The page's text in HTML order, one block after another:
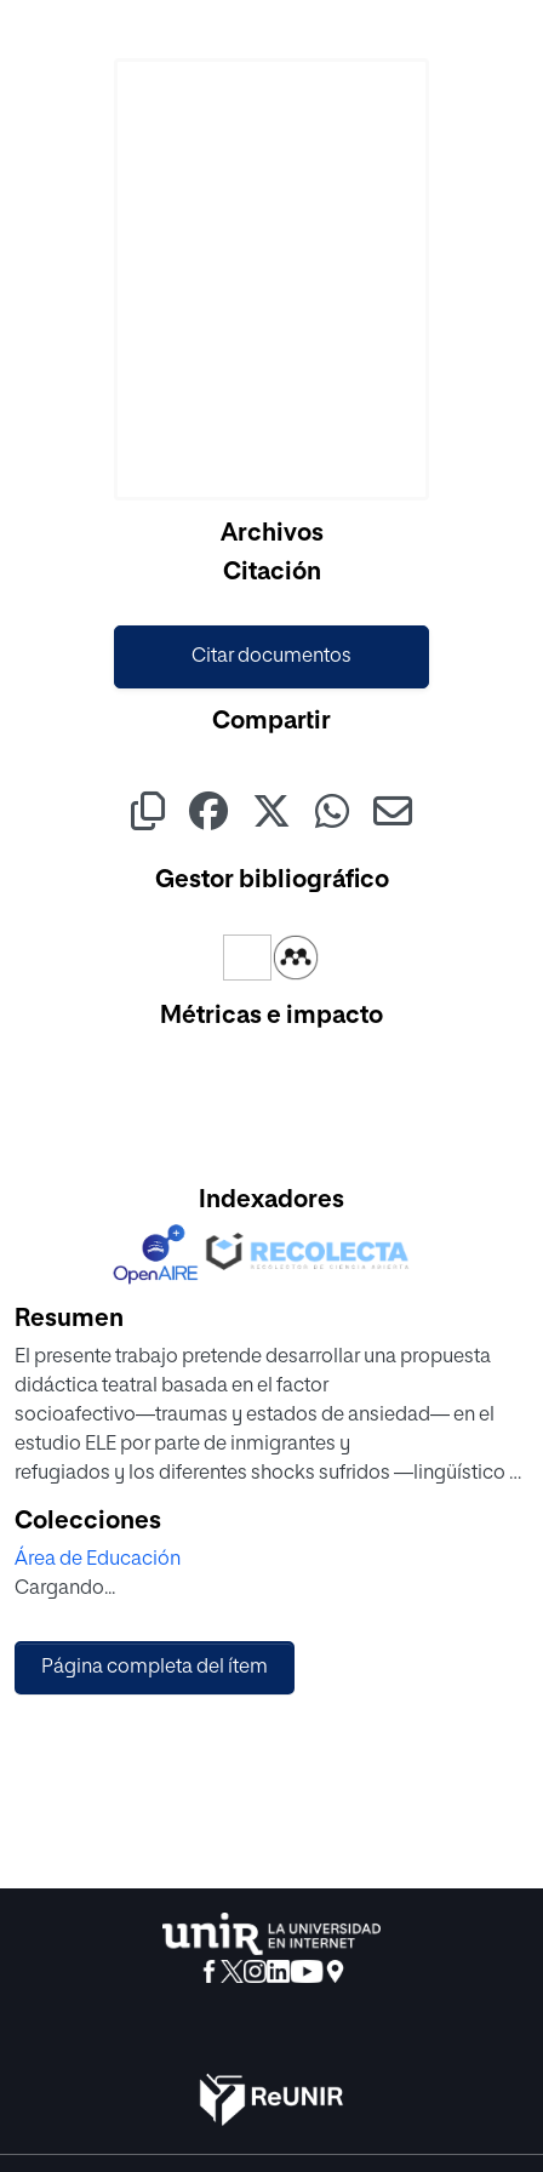
Archivos
Citación
Citar documentos
Compartir
Gestor bibliográfico
Métricas e impacto
Indexadores
Resumen
El presente trabajo pretende desarrollar una propuesta
didáctica teatral basada en el factor
socioafectivo—traumas y estados de ansiedad— en el
estudio ELE por parte de inmigrantes y
refugiados y los diferentes shocks sufridos —lingüístico y
importancia que tienen dentro del aula ELE y como
pueden condicionar el aprendizaje. Por
ello, tras desarrollar un firme marco teórico, la propuesta
las necesidades reales de los aprendientes y darles las
herramientas necesarias para crear
para ayudar a conseguir la
autonomía del alumno.
Colecciones
Área de Educación
Cargando...
Página completa del ítem